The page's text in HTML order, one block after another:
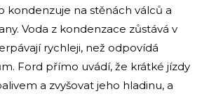
kondenzuje na stěnách válců a
Voda z kondenzace zůstává v
rychleji, než odpovídá
Ford přímo uvádí, že krátké jízdy
a zvyšovat jeho hladinu, a